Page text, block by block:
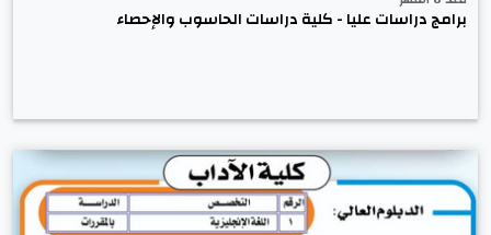
برامج دراسات عليا - كلية دراسات الحاسوب والإحصاء